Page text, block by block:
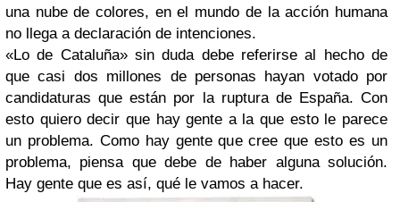
una nube de colores, en el mundo de la acción humana
no llega a declaración de intenciones.
«Lo de Cataluña» sin duda debe referirse al hecho de
que casi dos millones de personas hayan votado por
candidaturas que están por la ruptura de España. Con
esto quiero decir que hay gente a la que esto le parece
un problema. Como hay gente que cree que esto es un
problema, piensa que debe de haber alguna solución.
Hay gente que es así, qué le vamos a hacer.